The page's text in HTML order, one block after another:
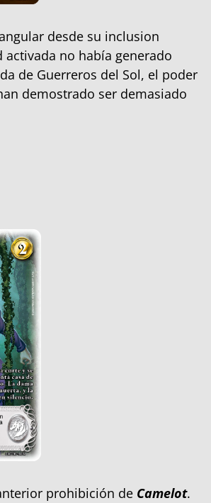
desde su inclusion
no había generado
de Guerreros del Sol, el poder
demostrado ser demasiado
prohibición de Camelot.